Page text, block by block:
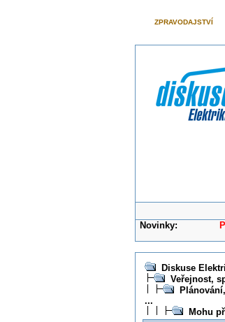
ZPRAVODAJSTVÍ
Novinky:
Diskuse
Veřejnost,
...
Mohu